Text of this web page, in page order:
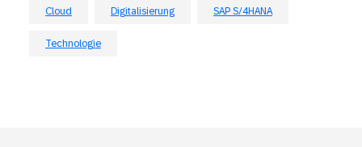
Cloud Digitalisierung SAP S/4HANA
Technologie